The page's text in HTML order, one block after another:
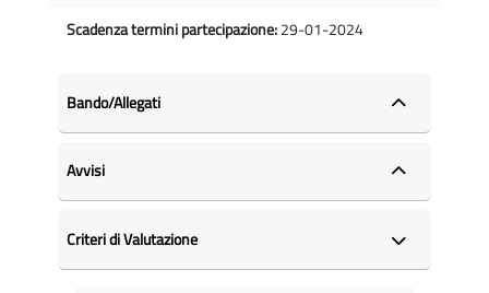
Scadenza termini partecipazione:29-01-2024
Bando/Allegati
Avvisi
Criteri di Valutazione